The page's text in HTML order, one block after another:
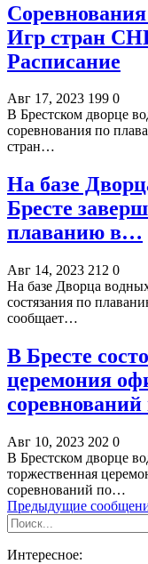
Игр стран
Расписание
Авг 17, 2023 199 0
В Брестском дворце
соревнования по
стран…
На базе
Бресте
плаванию в…
Авг 14, 2023 212 0
На базе Дворца
состязания по
сообщает…
В Бресте
церемония
Авг 10, 2023 202 0
В Брестском дворце
торжественная
соревнований по…
Предыдущие
Интересное: